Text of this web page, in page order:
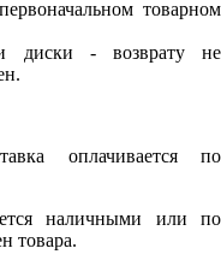
товарном
диски - возврату не
оплачивается по
наличными или по
товара.